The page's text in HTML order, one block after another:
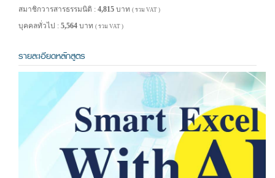
สมาชิกวารสารธรรมนิติ : 4,815 บาท ( รวม VAT )
บุคคลทั่วไป : 5,564 บาท ( รวม VAT )
รายละเอียดหลักสูตร